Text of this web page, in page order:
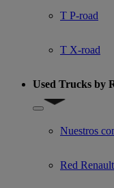
T P-road
T X-road
Used Trucks by
Show submenu for
Nuestros
Red